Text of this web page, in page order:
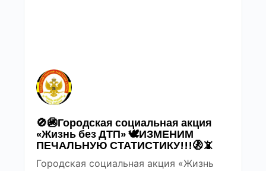
🚫🚳Городская социальная акция
«Жизнь без ДТП» 🕊ИЗМЕНИМ
ПЕЧАЛЬНУЮ СТАТИСТИКУ!!!🚷📵
Городская социальная акция «Жизнь